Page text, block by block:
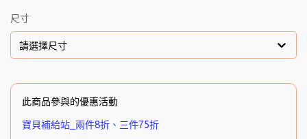
尺寸
請選擇尺寸
此商品參與的優惠活動
寶貝補給站_兩件8折、三件75折